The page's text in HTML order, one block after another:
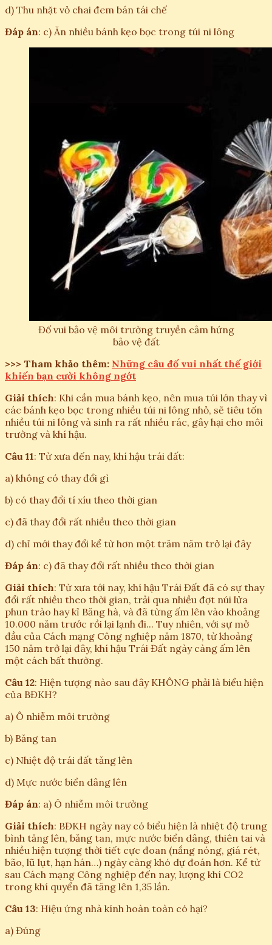
d) Thu nhặt vỏ chai đem bán tái chế
Đáp án: c) Ăn nhiều bánh kẹo bọc trong túi ni lông
Đố vui bảo vệ môi trường truyền cảm hứng
bảo vệ đất
>>> Tham khảo thêm: Những câu đố vui nhất thế giới
khiến bạn cười không ngớt
Giải thích: Khi cần mua bánh kẹo, nên mua túi lớn thay vì
các bánh kẹo bọc trong nhiều túi ni lông nhỏ, sẽ tiêu tốn
nhiều túi ni lông và sinh ra rất nhiều rác, gây hại cho môi
trường và khí hậu.
Câu 11: Từ xưa đến nay, khí hậu trái đất:
a) không có thay đổi gì
b) có thay đổi tí xíu theo thời gian
c) đã thay đổi rất nhiều theo thời gian
d) chỉ mới thay đổi kể từ hơn một trăm năm trở lại đây
Đáp án: c) đã thay đổi rất nhiều theo thời gian
Giải thích: Từ xưa tới nay, khí hậu Trái Đất đã có sự thay
đổi rất nhiều theo thời gian, trải qua nhiều đợt núi lửa
phun trào hay kỉ Băng hà, và đã từng ấm lên vào khoảng
10.000 năm trước rồi lại lạnh đi... Tuy nhiên, với sự mở
đầu của Cách mạng Công nghiệp năm 1870, từ khoảng
150 năm trở lại đây, khí hậu Trái Đất ngày càng ấm lên
một cách bất thường.
Câu 12: Hiện tượng nào sau đây KHÔNG phải là biểu hiện
của BĐKH?
a) Ô nhiễm môi trường
b) Băng tan
c) Nhiệt độ trái đất tăng lên
d) Mực nước biển dâng lên
Đáp án: a) Ô nhiễm môi trường
Giải thích: BĐKH ngày nay có biểu hiện là nhiệt độ trung
bình tăng lên, băng tan, mực nước biển dâng, thiên tai và
nhiều hiện tượng thời tiết cực đoan (nắng nóng, giá rét,
bão, lũ lụt, hạn hán…) ngày càng khó dự đoán hơn. Kể từ
sau Cách mạng Công nghiệp đến nay, lượng khí CO2
trong khí quyển đã tăng lên 1,35 lần.
Câu 13: Hiệu ứng nhà kính hoàn toàn có hại?
a) Đúng